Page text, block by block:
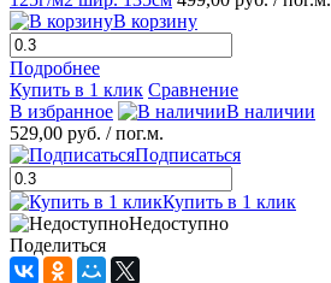
В корзину
Подробнее
Купить в 1 клик Сравнение
В избранное
В наличии
529,00 руб. / пог.м.
Подписаться
Купить в 1 клик
Недоступно
Поделиться